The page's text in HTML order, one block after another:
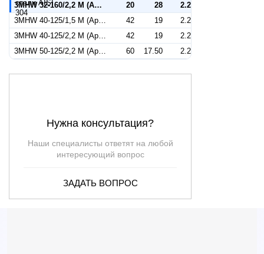
3MHW 32-160/2,2 M (Артикул 1300309200)
20 28
2.2
3MHW 40-125/1,5 M (Артикул 1320379200)
42 19
2.2
3MHW 40-125/2,2 M (Артикул 1320279200)
42 19
2.2
3MHW 50-125/2,2 M (Артикул 1330509200)
60 17.50 2.2
Нужна консультация?
Наши специалисты ответят на любой
интересующий вопрос
ЗАДАТЬ ВОПРОС